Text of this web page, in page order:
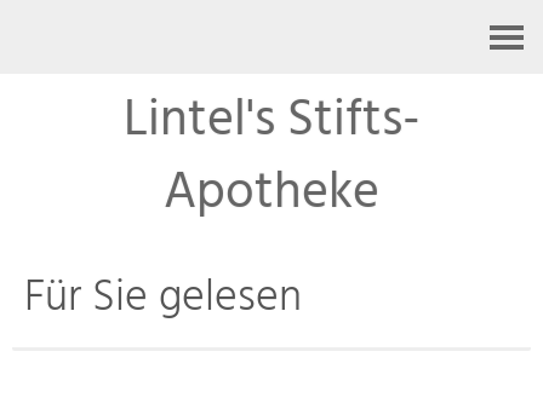
Lintel's Stifts-
Apotheke
Für Sie gelesen